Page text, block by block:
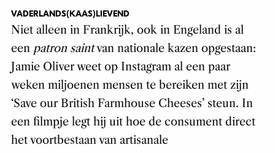
VADERLANDS(KAAS)LIEVEND
Niet alleen in Frankrijk, ook in Engeland is al
een patron saintvan nationale kazen opgestaan:
Jamie Oliver weet op Instagram al een paar
weken miljoenen mensen te bereiken met zijn
‘Save our British Farmhouse Cheeses’ steun. In
een filmpje legt hij uit hoe de consument direct
het voortbestaan van artisanale